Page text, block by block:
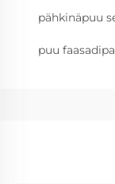
pähkinäpuu
puu